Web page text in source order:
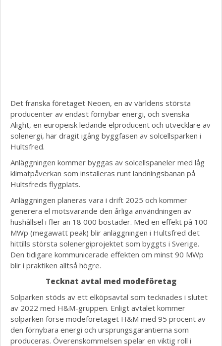
Det franska företaget Neoen, en av världens största
producenter av endast förnybar energi, och svenska
Alight, en europeisk ledande elproducent och utvecklare av
solenergi, har dragit igång byggfasen av solcellsparken i
Hultsfred.
Anläggningen kommer byggas av solcellspaneler med låg
klimatpåverkan som installeras runt landningsbanan på
Hultsfreds flygplats.
Anläggningen planeras vara i drift 2025 och kommer
generera el motsvarande den årliga användningen av
hushållsel i fler än 18 000 bostäder. Med en effekt på 100
MWp (megawatt peak) blir anläggningen i Hultsfred det
hittills största solenergiprojektet som byggts i Sverige.
Den tidigare kommunicerade effekten om minst 90 MWp
blir i praktiken alltså högre.
Tecknat avtal med modeföretag
Solparken stöds av ett elköpsavtal som tecknades i slutet
av 2022 med H&M-gruppen. Enligt avtalet kommer
solparken förse modeföretaget H&M med 95 procent av
den förnybara energi och ursprungsgarantierna som
produceras. Överenskommelsen spelar en viktig roll i